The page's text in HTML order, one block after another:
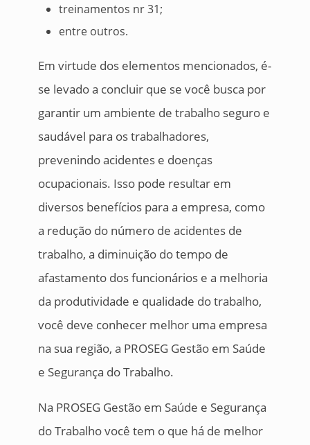
treinamentos nr 31;
entre outros.
Em virtude dos elementos mencionados, é-
se levado a concluir que se você busca por
garantir um ambiente de trabalho seguro e
saudável para os trabalhadores,
prevenindo acidentes e doenças
ocupacionais. Isso pode resultar em
diversos benefícios para a empresa, como
a redução do número de acidentes de
trabalho, a diminuição do tempo de
afastamento dos funcionários e a melhoria
da produtividade e qualidade do trabalho,
você deve conhecer melhor uma empresa
na sua região, a PROSEG Gestão em Saúde
e Segurança do Trabalho.
Na PROSEG Gestão em Saúde e Segurança
do Trabalho você tem o que há de melhor